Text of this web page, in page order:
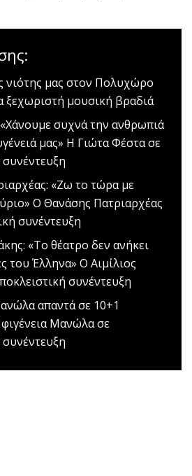
μας στον Πολυχώρο
ξεχωριστή μουσική βραδιά
συχνά την ανθρωπιά
μας» H Γιώτα Φέστα σε
«Ζω το τώρα με
Ο Θανάσης Πατριαρχέας
συνέντευξη
«Το θέατρο δεν ανήκει
του Έλληνα» Ο Αιμίλιος
συνέντευξη
απαντά σε 10+1
Μανώλα σε